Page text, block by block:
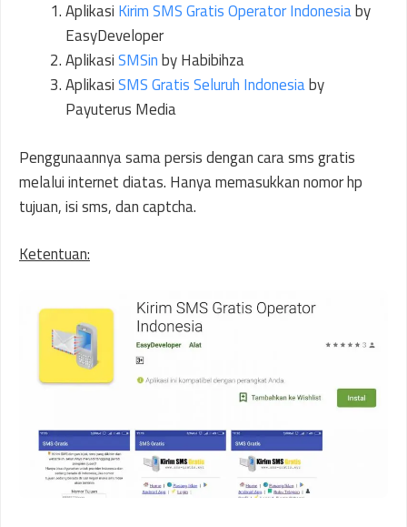
Aplikasi Kirim SMS Gratis Operator Indonesiaby
EasyDeveloper
AplikasiSMSinby Habibihza
AplikasiSMS Gratis Seluruh Indonesiaby
Payuterus Media
Penggunaannya sama persis dengan cara sms gratis
melalui internet diatas. Hanya memasukkan nomor hp
tujuan, isi sms, dan captcha.
Ketentuan: